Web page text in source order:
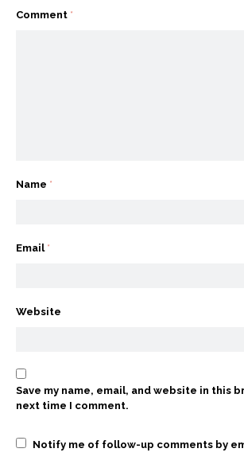
Comment *
Name *
Email *
Website
Save my name, email, and website in this
next time I comment.
Notify me of follow-up comments by